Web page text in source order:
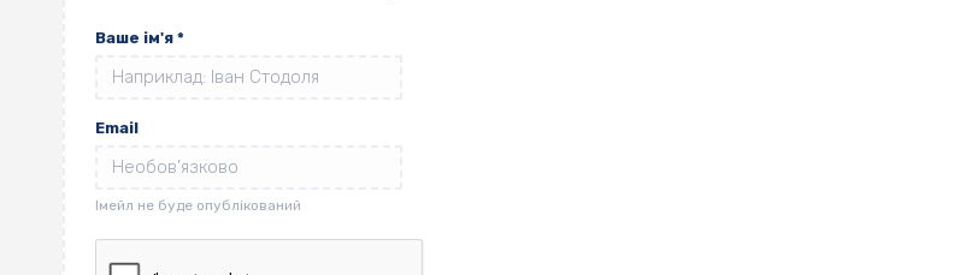
Ваше ім'я *
Email